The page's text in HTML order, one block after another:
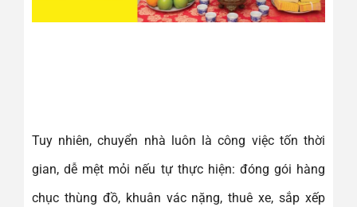
Tuy nhiên, chuyển nhà luôn là công việc tốn thời
gian, dễ mệt mỏi nếu tự thực hiện: đóng gói hàng
chục thùng đồ, khuân vác nặng, thuê xe, sắp xếp